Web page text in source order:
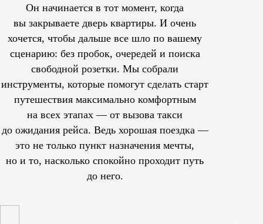
Он начинается в тот момент, когда
вы закрываете дверь квартиры. И очень
хочется, чтобы дальше все шло по вашему
сценарию: без пробок, очередей и поиска
свободной розетки. Мы собрали
инструменты, которые помогут сделать старт
путешествия максимально комфортным
на всех этапах — от вызова такси
до ожидания рейса. Ведь хорошая поездка —
это не только пункт назначения мечты,
но и то, насколько спокойно проходит путь
до него.